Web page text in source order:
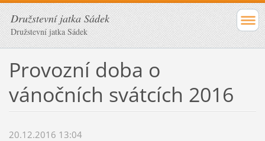
Družstevní jatka Sádek
Družstevní jatka Sádek
Provozní doba o
vánočních svátcích 2016
20.12.2016 13:04